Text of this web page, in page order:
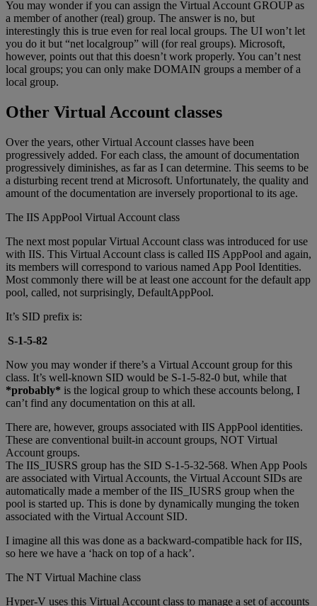
You may wonder if you can assign the Virtual Account GROUP as
a member of another (real) group. The answer is no, but
interestingly this is true even for real local groups. The UI won’t let
you do it but “net localgroup” will (for real groups). Microsoft,
however, points out that this doesn’t work properly. You can’t nest
local groups; you can only make DOMAIN groups a member of a
local group.
Other Virtual Account classes
Over the years, other Virtual Account classes have been
progressively added. For each class, the amount of documentation
progressively diminishes, as far as I can determine. This seems to be
a disturbing recent trend at Microsoft. Unfortunately, the quality and
amount of the documentation are inversely proportional to its age.
The IIS AppPool Virtual Account class
The next most popular Virtual Account class was introduced for use
with IIS. This Virtual Account class is called IIS AppPool and again,
its members will correspond to various named App Pool Identities.
Most commonly there will be at least one account for the default app
pool, called, not surprisingly, DefaultAppPool.
It’s SID prefix is:
S-1-5-82
Now you may wonder if there’s a Virtual Account group for this
class. It’s well-known SID would be S-1-5-82-0 but, while that
*probably* is the logical group to which these accounts belong, I
can’t find any documentation on this at all.
There are, however, groups associated with IIS AppPool identities.
These are conventional built-in account groups, NOT Virtual
Account groups.
The IIS_IUSRS group has the SID S-1-5-32-568. When App Pools
are associated with Virtual Accounts, the Virtual Account SIDs are
automatically made a member of the IIS_IUSRS group when the
pool is started up. This is done by dynamically munging the token
associated with the Virtual Account SID.
I imagine all this was done as a backward-compatible hack for IIS,
so here we have a ‘hack on top of a hack’.
The NT Virtual Machine class
Hyper-V uses this Virtual Account class to manage a set of accounts